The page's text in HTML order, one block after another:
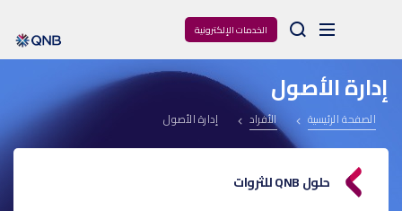
الخدمات الإلكترونية Arama
إدارة الأصول
الصفحة الرئيسية الأفراد إدارة الأصول
حلول QNB للثروات